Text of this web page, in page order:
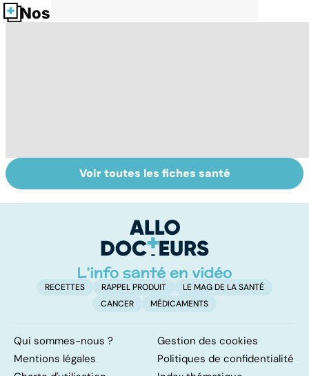
Nos fiches santé
Les agrumes et
leurs bienfaits
Bien vivre la
ménopause
Voir toutes les fiches santé
RECETTES RAPPEL PRODUIT
LE MAG DE LA SANTÉ
CANCER
MÉDICAMENTS
Qui sommes-nous ?
Gestion des cookies
Mentions légales
Politiques de confidentialité